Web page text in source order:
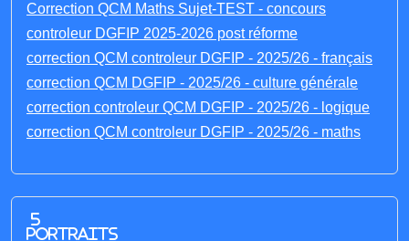
Correction QCM Maths Sujet-TEST - concours
controleur DGFIP 2025-2026 post réforme
correction QCM controleur DGFIP - 2025/26 - français
correction QCM DGFIP - 2025/26 - culture générale
correction controleur QCM DGFIP - 2025/26 - logique
correction QCM controleur DGFIP - 2025/26 - maths
5
portraits